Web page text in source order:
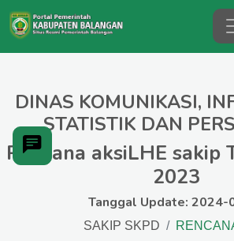
DINAS KOMUNIKASI,
STATISTIK DAN
Rencana aksiLHE sakip
2023
Tanggal Update: 2024-
SAKIP SKPD